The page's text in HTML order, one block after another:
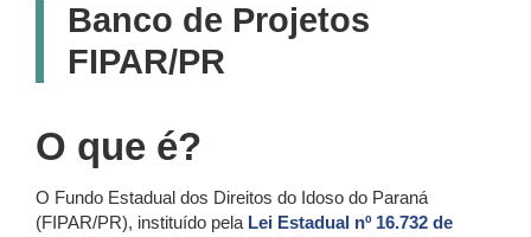
Banco de Projetos
FIPAR/PR
O que é?
O Fundo Estadual dos Direitos do Idoso do Paraná
(FIPAR/PR), instituído pela Lei Estadual nº 16.732 de